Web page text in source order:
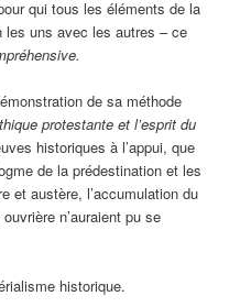
qui tous les éléments de la
les uns avec les autres – ce
de sa méthode
protestante et l’esprit du
historiques à l’appui, que
de la prédestination et les
et austère, l’accumulation du
n’auraient pu se
historique.